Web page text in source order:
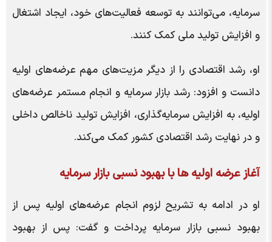
سرمایه، می‌توانند به توسعه فعالیت‌های خود، ایجاد اشتغال
و افزایش تولید ملی کمک کنند.
او، رشد اقتصادی را از دیگر مزیت‌های مهم عرضه‌های اولیه
دانست و افزود: رشد بازار سرمایه و انجام مستمر عرضه‌های
اولیه، به افزایش سرمایه‌گذاری، افزایش تولید ناخالص داخلی
و در نهایت رشد اقتصادی کشور کمک می‌کند.
آغاز عرضه اولیه ها با بهبود نسبی بازار سرمایه
او در ادامه به تشریح لزوم انجام عرضه‌های اولیه پس از
بهبود نسبی بازار سرمایه پرداخت و گفت: پس از بهبود